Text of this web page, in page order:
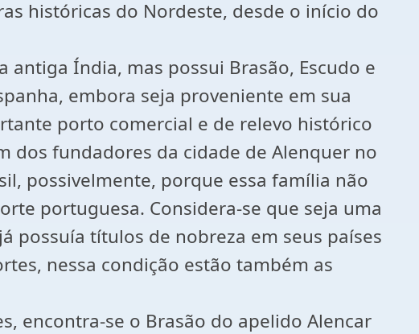
históricas do Nordeste, desde o início do
Índia, mas possui Brasão, Escudo e
embora seja proveniente em sua
porto comercial e de relevo histórico
dos fundadores da cidade de Alenquer no
possivelmente, porque essa família não
portuguesa. Considera-se que seja uma
possuía títulos de nobreza em seus países
nessa condição estão também as
encontra-se o Brasão do apelido Alencar